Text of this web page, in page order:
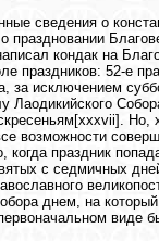
сведения о
праздновании
кондак на
праздников: 52-е
за исключением
Лаодикийского
Но,
возможности
когда праздник
с седмичных
днем, на
виде